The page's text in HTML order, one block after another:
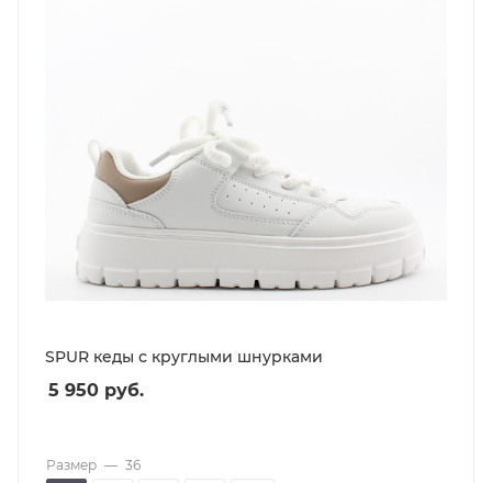
SPUR кеды с круглыми шнурками
5 950 руб.
Размер — 36